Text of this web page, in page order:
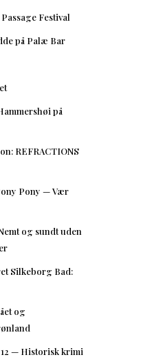
Festival
på Palæ Bar
på
REFRACTIONS
Pony — Vær
og sundt uden
Silkeborg Bad:
og
— Historisk krimi